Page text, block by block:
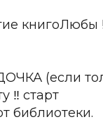
книгоЛюбы
(если
‼️ старт
библиотеки.